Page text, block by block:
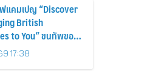
แคมเปญ “Discover
British
to You” ขนทัพของ
เท็มฮิตจากสหราช
งตรงถึงมือตั้งแต่วัน
17:38